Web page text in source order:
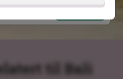
kr. Les mer
til Bali